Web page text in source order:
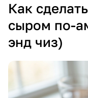
Как
сыром по-
энд чиз)